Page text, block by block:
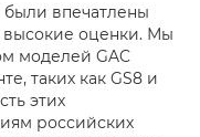
впечатлены
высокие оценки. Мы
моделей GAC
таких как GS8 и
этих
российских